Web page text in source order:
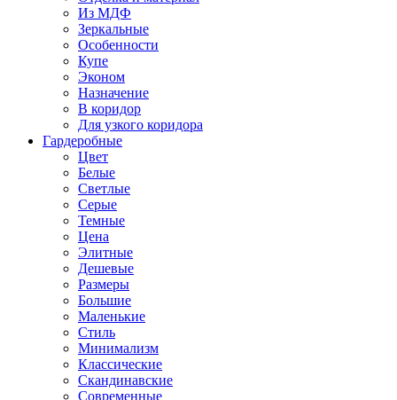
Из МДФ
Зеркальные
Особенности
Купе
Эконом
Назначение
В коридор
Для узкого коридора
Гардеробные
Цвет
Белые
Светлые
Серые
Темные
Цена
Элитные
Дешевые
Размеры
Большие
Маленькие
Стиль
Минимализм
Классические
Скандинавские
Современные